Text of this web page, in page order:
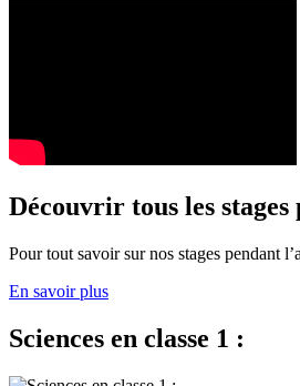
Découvrir tous les stages
Pour tout savoir sur nos stages pendant
En savoir plus
Sciences en classe 1 :